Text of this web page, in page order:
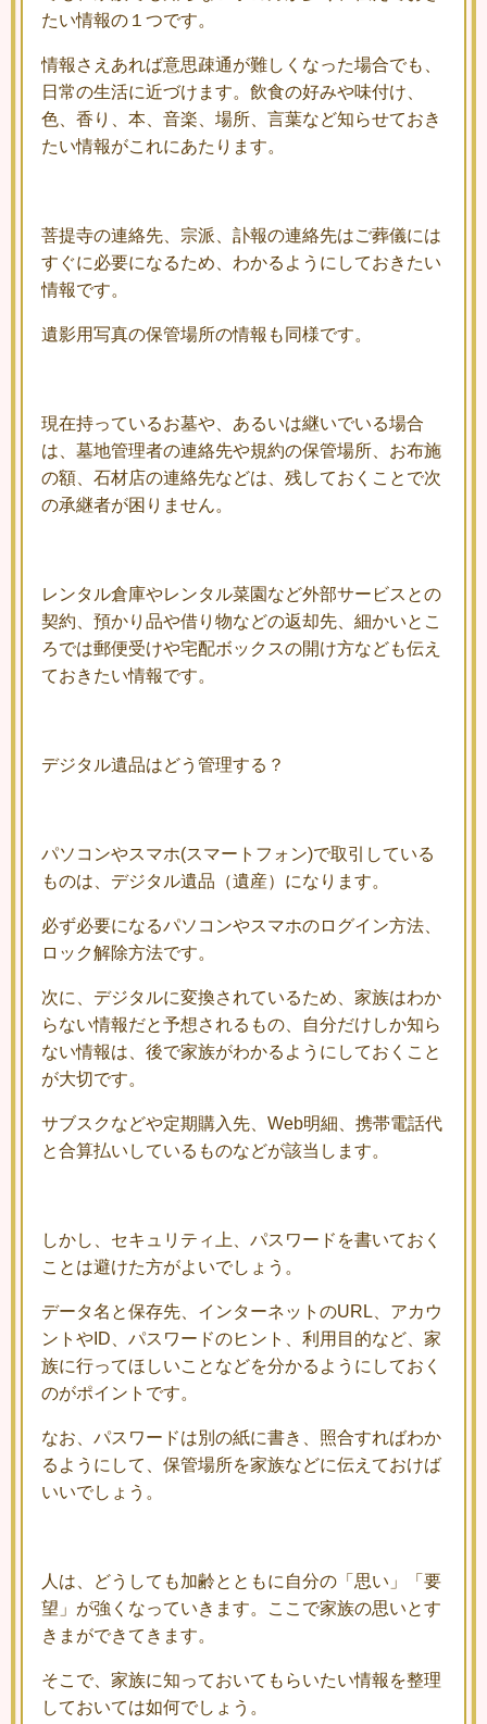
たい情報の１つです。
情報さえあれば意思疎通が難しくなった場合でも、
日常の生活に近づけます。飲食の好みや味付け、
色、香り、本、音楽、場所、言葉など知らせておき
たい情報がこれにあたります。
菩提寺の連絡先、宗派、訃報の連絡先はご葬儀には
すぐに必要になるため、わかるようにしておきたい
情報です。
遺影用写真の保管場所の情報も同様です。
現在持っているお墓や、あるいは継いでいる場合
は、墓地管理者の連絡先や規約の保管場所、お布施
の額、石材店の連絡先などは、残しておくことで次
の承継者が困りません。
レンタル倉庫やレンタル菜園など外部サービスとの
契約、預かり品や借り物などの返却先、細かいとこ
ろでは郵便受けや宅配ボックスの開け方なども伝え
ておきたい情報です。
デジタル遺品はどう管理する？
パソコンやスマホ(スマートフォン)で取引している
ものは、デジタル遺品（遺産）になります。
必ず必要になるパソコンやスマホのログイン方法、
ロック解除方法です。
次に、デジタルに変換されているため、家族はわか
らない情報だと予想されるもの、自分だけしか知ら
ない情報は、後で家族がわかるようにしておくこと
が大切です。
サブスクなどや定期購入先、Web明細、携帯電話代
と合算払いしているものなどが該当します。
しかし、セキュリティ上、パスワードを書いておく
ことは避けた方がよいでしょう。
データ名と保存先、インターネットのURL、アカウ
ントやID、パスワードのヒント、利用目的など、家
族に行ってほしいことなどを分かるようにしておく
のがポイントです。
なお、パスワードは別の紙に書き、照合すればわか
るようにして、保管場所を家族などに伝えておけば
いいでしょう。
人は、どうしても加齢とともに自分の「思い」「要
望」が強くなっていきます。ここで家族の思いとす
きまができてきます。
そこで、家族に知っておいてもらいたい情報を整理
しておいては如何でしょう。